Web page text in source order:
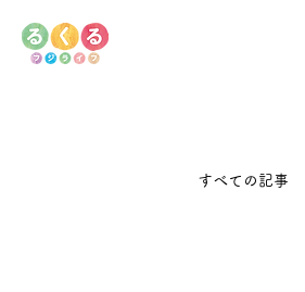
すべての記事
デイサー